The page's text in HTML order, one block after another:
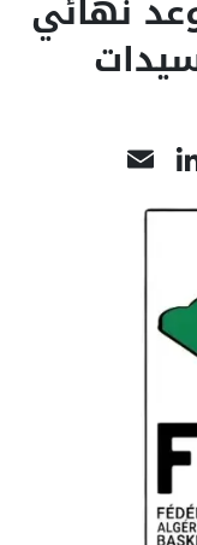
2026 للسيدات
LinkedIn